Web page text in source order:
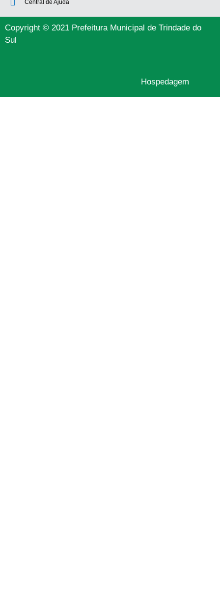
Central de Ajuda
Copyright © 2021 Prefeitura Municipal de Trindade do
Sul
Hospedagem